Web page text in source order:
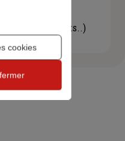
mes contrats..)
cookies